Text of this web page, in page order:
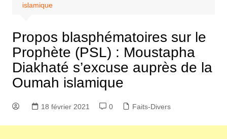
islamique
Propos blasphématoires sur le
Prophète (PSL) : Moustapha
Diakhaté s’excuse auprès de la
Oumah islamique
18 février 2021 0 Faits-Divers